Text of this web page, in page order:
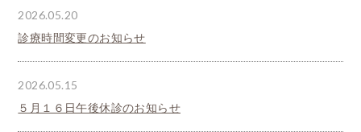
2026.05.20
診療時間変更のお知らせ
2026.05.15
５月１６日午後休診のお知らせ